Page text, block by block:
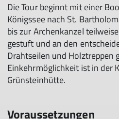
Die Tour beginnt mit einer
Königssee nach St.
bis zur Archenkanzel
gestuft und an den
Drahtseilen und Holztreppen
Einkehrmöglichkeit ist in der
Grünsteinhütte.
Voraussetzungen